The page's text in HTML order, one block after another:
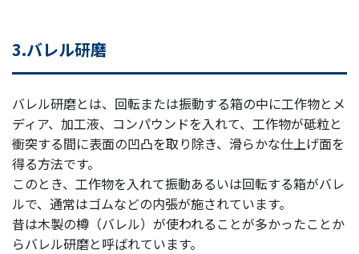
3.バレル研磨
バレル研磨とは、回転または振動する箱の中に工作物とメ
ディア、加工液、コンパウンドを入れて、工作物が砥粒と
衝突する間に表面の凹凸を取り除き、滑らかな仕上げ面を
得る方法です。
このとき、工作物を入れて振動あるいは回転する箱がバレ
ルで、通常はゴムなどの内張が施されています。
昔は木製の樽（バレル）が使われることが多かったことか
らバレル研磨と呼ばれています。